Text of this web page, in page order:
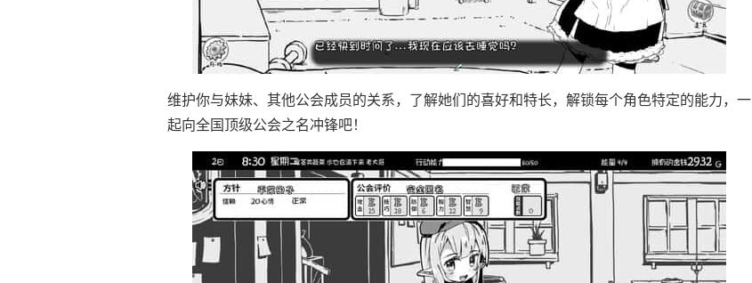
维护你与妹妹、其他公会成员的关系，了解她们的喜好和特长，解锁每个角色特定的能力，一
起向全国顶级公会之名冲锋吧！